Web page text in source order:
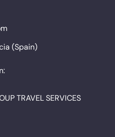
(Spain)
TRAVEL SERVICES